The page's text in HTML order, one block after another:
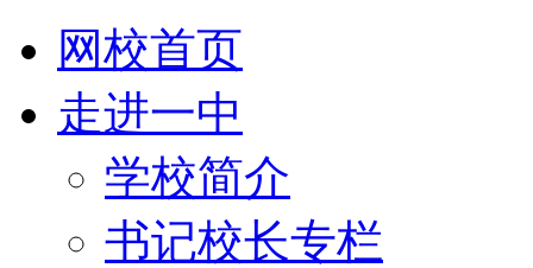
网校首页
走进一中
学校简介
书记校长专栏